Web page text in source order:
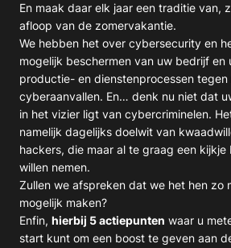
En maak daar elk jaar een traditie van,
afloop van de zomervakantie.
We hebben het over cybersecurity en
mogelijk beschermen van uw bedrijf en
productie- en dienstenprocessen tegen
cyberaanvallen. En… denk nu niet dat
in het vizier ligt van cybercriminelen.
namelijk dagelijks doelwit van
hackers, die maar al te graag een kijkje
willen nemen.
Zullen we afspreken dat we het hen zo
mogelijk maken?
Enfin, hierbij 5 actiepunten waar u
start kunt om een boost te geven aan